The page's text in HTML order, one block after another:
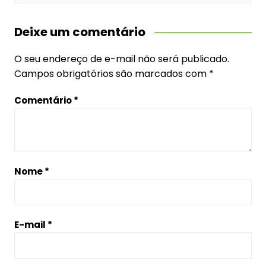
Deixe um comentário
O seu endereço de e-mail não será publicado.
Campos obrigatórios são marcados com *
Comentário*
Nome*
E-mail *